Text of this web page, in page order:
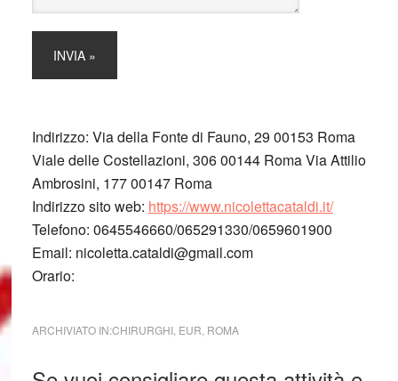
Indirizzo: Via della Fonte di Fauno, 29 00153 Roma
Viale delle Costellazioni, 306 00144 Roma Via Attilio
Ambrosini, 177 00147 Roma
Indirizzo sito web: https://www.nicolettacataldi.it/
Telefono: 0645546660/065291330/0659601900
Email: nicoletta.cataldi@gmail.com
Orario:
ARCHIVIATO IN:CHIRURGHI, EUR ROMA